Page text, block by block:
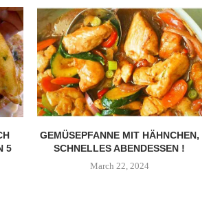
5
GEMÜSEPFANNE MIT HÄHNCHEN,
SCHNELLES ABENDESSEN !
March 22, 2024